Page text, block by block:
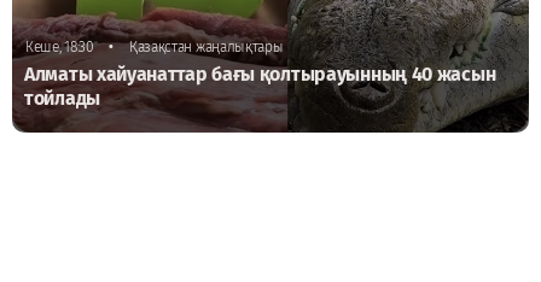
Кеше, 18:30 • Қазақстан жаңалықтары
Алматы хайуанаттар бағы қолтырауынның 40 жасын
тойлады